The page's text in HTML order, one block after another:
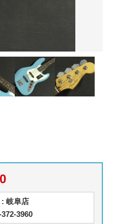
岐阜店
3960